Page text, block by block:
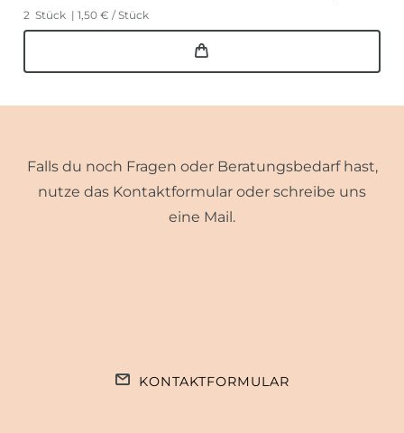
2 Stück | 1,50 € / Stück
Falls du noch Fragen oder Beratungsbedarf hast,
nutze das Kontaktformular oder schreibe uns
eine Mail.
KONTAKTFORMULAR